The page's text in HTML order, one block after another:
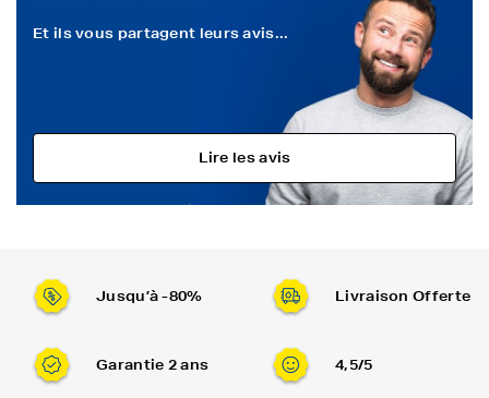
Et ils vous partagent leurs avis...
Lire les avis
Jusqu’à -80% Livraison Offerte
Garantie 2 ans 4,5/5